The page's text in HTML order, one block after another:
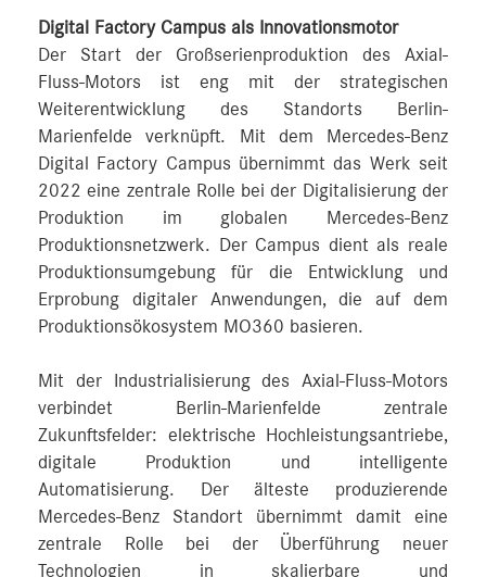
Digital Factory Campus als Innovationsmotor
Der Start der Großserienproduktion des Axial-
Fluss-Motors ist eng mit der strategischen
Weiterentwicklung des Standorts Berlin-
Marienfelde verknüpft. Mit dem Mercedes-Benz
Digital Factory Campus übernimmt das Werk seit
2022 eine zentrale Rolle bei der Digitalisierung der
Produktion im globalen Mercedes-Benz
Produktionsnetzwerk. Der Campus dient als reale
Produktionsumgebung für die Entwicklung und
Erprobung digitaler Anwendungen, die auf dem
Produktionsökosystem MO360 basieren.
Mit der Industrialisierung des Axial-Fluss-Motors
verbindet Berlin-Marienfelde zentrale
Zukunftsfelder: elektrische Hochleistungsantriebe,
digitale Produktion und intelligente
Automatisierung. Der älteste produzierende
Mercedes-Benz Standort übernimmt damit eine
zentrale Rolle bei der Überführung neuer
Technologien in skalierbare und